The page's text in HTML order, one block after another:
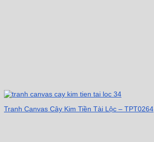
Tranh Canvas Cây Kim Tiền Tài Lộc – TPT0264